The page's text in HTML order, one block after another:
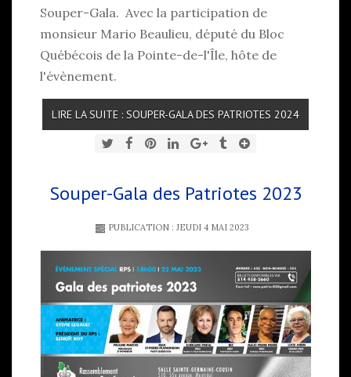
Souper-Gala. Avec la participation de
monsieur Mario Beaulieu, député du Bloc
Québécois de la Pointe-de-l'Île, hôte de
l'évènement.
LIRE LA SUITE : SOUPER-GALA DES PATRIOTES 2024
Souper-Gala des Patriotes 2023
PUBLICATION : JEUDI 4 MAI 2023